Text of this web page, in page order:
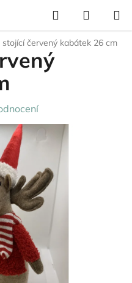
Hledat
KOŠÍK
stojící červený kabátek 26 cm